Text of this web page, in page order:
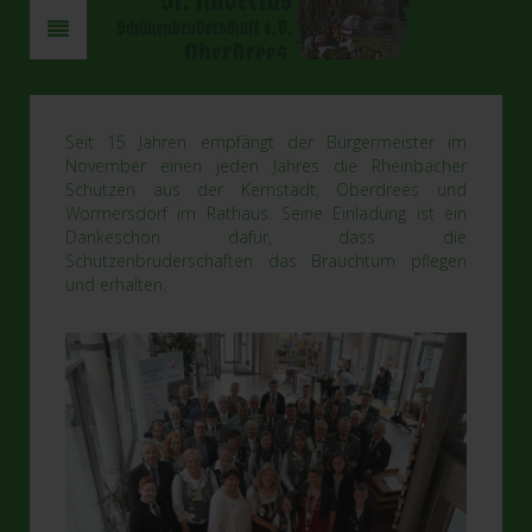
Seit 15 Jahren empfängt der Bürgermeister im
November einen jeden Jahres die Rheinbacher
Schützen aus der Kernstadt, Oberdrees und
Wormersdorf im Rathaus. Seine Einladung ist ein
Dankeschön dafür, dass die
Schützenbruderschaften das Brauchtum pflegen
und erhalten.